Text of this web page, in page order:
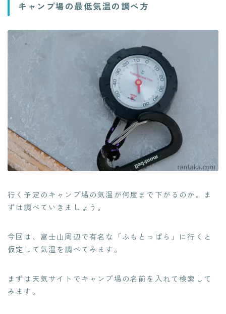
キャンプ場の最低気温の調べ方
行く予定のキャンプ場の気温が何度まで下がるのか。ま
ずは調べていきましょう。
今回は、富士山周辺で有名な「ふもとっぱら」に行くと
仮定して気温を調べてみます。
まずは天気サイトでキャンプ場の名前を入れて検索して
みます。